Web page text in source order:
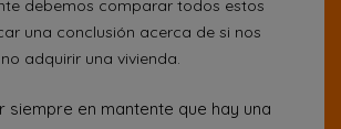
debemos comparar todos estos
una conclusión acerca de si nos
adquirir una vivienda.
siempre en mantente que hay una